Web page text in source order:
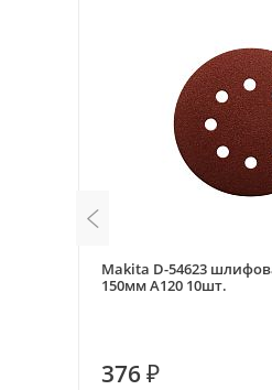
Makita D-54623
150мм А120 10шт.
376 ₽